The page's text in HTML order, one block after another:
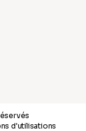
d'utilisations